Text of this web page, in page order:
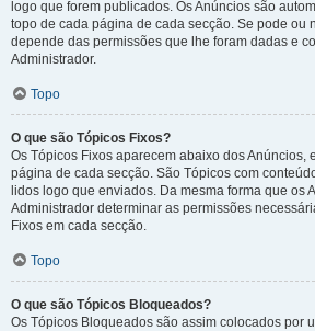
logo que forem publicados. Os Anúncios são
topo de cada página de cada secção. Se pode ou
depende das permissões que lhe foram dadas e
Administrador.
Topo
O que são Tópicos Fixos?
Os Tópicos Fixos aparecem abaixo dos Anúncios,
página de cada secção. São Tópicos com
lidos logo que enviados. Da mesma forma que os
Administrador determinar as permissões
Fixos em cada secção.
Topo
O que são Tópicos Bloqueados?
Os Tópicos Bloqueados são assim colocados por